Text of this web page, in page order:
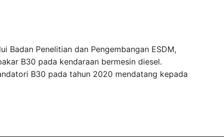
Badan Penelitian dan Pengembangan ESDM,
B30 pada kendaraan bermesin diesel.
B30 pada tahun 2020 mendatang kepada